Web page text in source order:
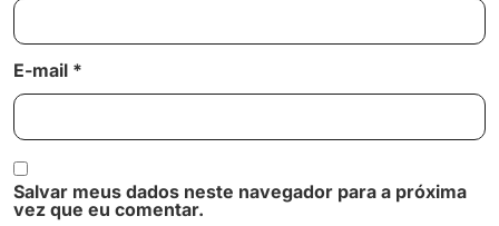
E-mail *
Salvar meus dados neste navegador para a próxima
vez que eu comentar.